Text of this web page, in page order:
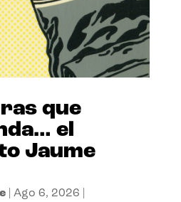
que
el
Jaume
| Ago 6, 2026